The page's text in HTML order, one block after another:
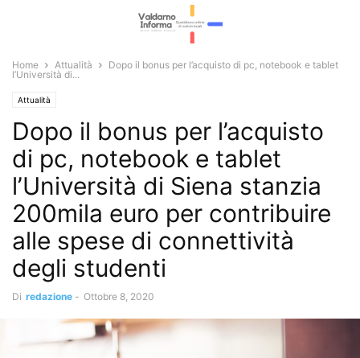
Home Attualità
Dopo il bonus per l’acquisto di pc, notebook e tablet
l’Università di...
Attualità
Dopo il bonus per l’acquisto
di pc, notebook e tablet
l’Università di Siena stanzia
200mila euro per contribuire
alle spese di connettività
degli studenti
Di redazione - Ottobre 8, 2020